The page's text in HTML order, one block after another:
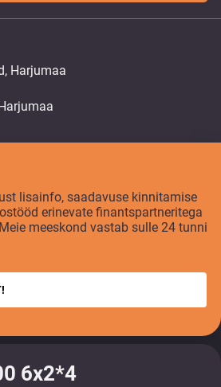
Harjumaa
lisainfo, saadavuse kinnitamise
erinevate finantspartneritega
meeskond vastab sulle 24 tunni
6x2*4